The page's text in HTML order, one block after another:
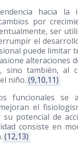
hacia la
por
ser
el
puede limitar
alteraciones
sino también, al
niño. (9,10,11)
funcionales se
el
potencial de
consiste en
(12,13)